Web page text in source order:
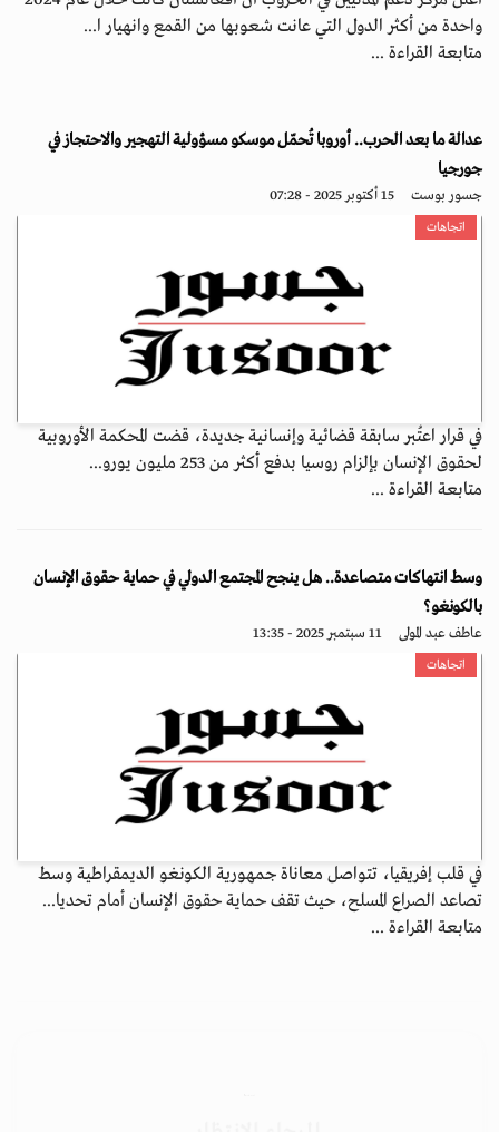
واحدة من أكثر الدول التي عانت شعوبها من القمع وانهيار ا...
متابعة القراءة ...
عدالة ما بعد الحرب.. أوروبا تُحمّل موسكو مسؤولية التهجير والاحتجاز في
جورجيا
جسور بوست 15 أكتوبر 2025 - 07:28
اتجاهات
في قرار اعتُبر سابقة قضائية وإنسانية جديدة، قضت المحكمة الأوروبية
لحقوق الإنسان بإلزام روسيا بدفع أكثر من 253 مليون يورو...
متابعة القراءة ...
وسط انتهاكات متصاعدة.. هل ينجح المجتمع الدولي في حماية حقوق الإنسان
بالكونغو؟
عاطف عبد المولى 11 سبتمبر 2025 - 13:35
اتجاهات
في قلب إفريقيا، تتواصل معاناة جمهورية الكونغو الديمقراطية وسط
تصاعد الصراع المسلح، حيث تقف حماية حقوق الإنسان أمام تحديا...
متابعة القراءة ...